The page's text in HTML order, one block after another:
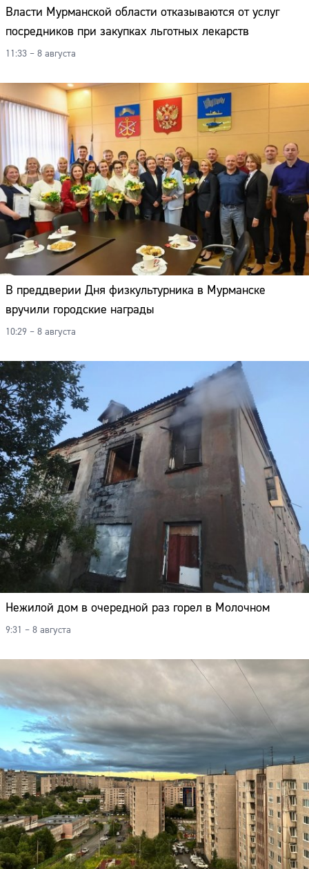
Власти Мурманской области отказываются от услуг
посредников при закупках льготных лекарств
11:33 – 8 августа
В преддверии Дня физкультурника в Мурманске
вручили городские награды
10:29 – 8 августа
Нежилой дом в очередной раз горел в Молочном
9:31 – 8 августа